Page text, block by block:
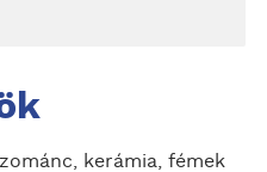
kerámia, fémek